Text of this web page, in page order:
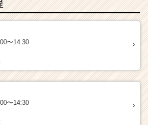
〜14:30
〜14:30